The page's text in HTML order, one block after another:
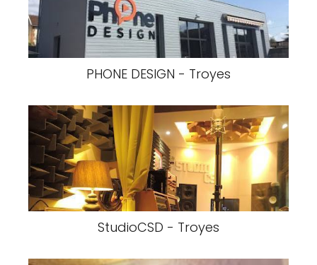
PHONE DESIGN - Troyes
StudioCSD - Troyes